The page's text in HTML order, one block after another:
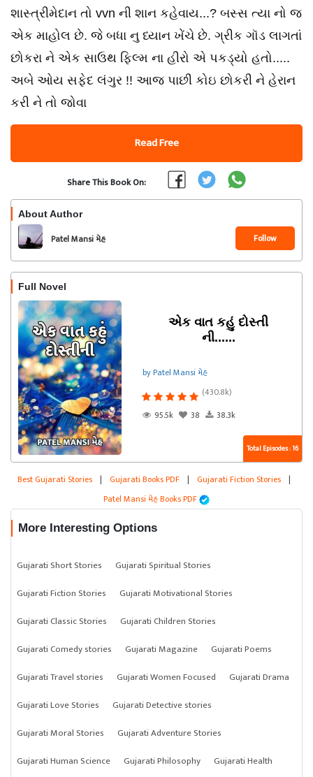
શાસ્ત્રીમેદાન તો vvn ની શાન કહેવાય...? બસ્સ ત્યા નો જ
એક માહોલ છે. જે બધા નુ ધ્યાન ખેંચે છે. ગ્રીક ગૉડ લાગતાં
છોકરા ને એક સાઉથ ફિલ્મ ના હીરો એ પકડ્યો હતો.....
અબે ઓય સફેદ લંગુર !! આજ પાછી કોઇ છોકરી ને હેરાન
કરી ને તો જોવા
Read Free
Share This Book On:
About Author
Patel Mansi મેહ Follow
Full Novel
એક વાત કહું દોસ્તી
ની......
by Patel Mansi મેહ
(430.8k)
95.5k
38 38.3k
Total Episodes : 16
Best Gujarati Stories | Gujarati Books PDF | Gujarati Fiction Stories |
Patel Mansi મેહ Books PDF
More Interesting Options
Gujarati Short Stories
Gujarati Spiritual Stories
Gujarati Fiction Stories
Gujarati Motivational Stories
Gujarati Classic Stories
Gujarati Children Stories
Gujarati Comedy stories
Gujarati Magazine
Gujarati Poems
Gujarati Travel stories
Gujarati Women Focused
Gujarati Drama
Gujarati Love Stories
Gujarati Detective stories
Gujarati Moral Stories
Gujarati Adventure Stories
Gujarati Human Science
Gujarati Philosophy Gujarati Health